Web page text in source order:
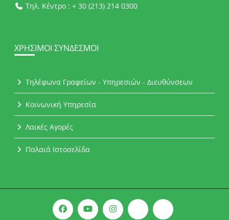
Τηλ. Κέντρο : + 30 (213) 214 0300
ΧΡΉΣΙΜΟΙ ΣΎΝΔΕΣΜΟΙ
Τηλέφωνα Γραφείων - Υπηρεσιών - Διευθύνσεων
Κοινωνική Υπηρεσία
Λαικές Αγορές
Παλαιά Ιστοσελίδα